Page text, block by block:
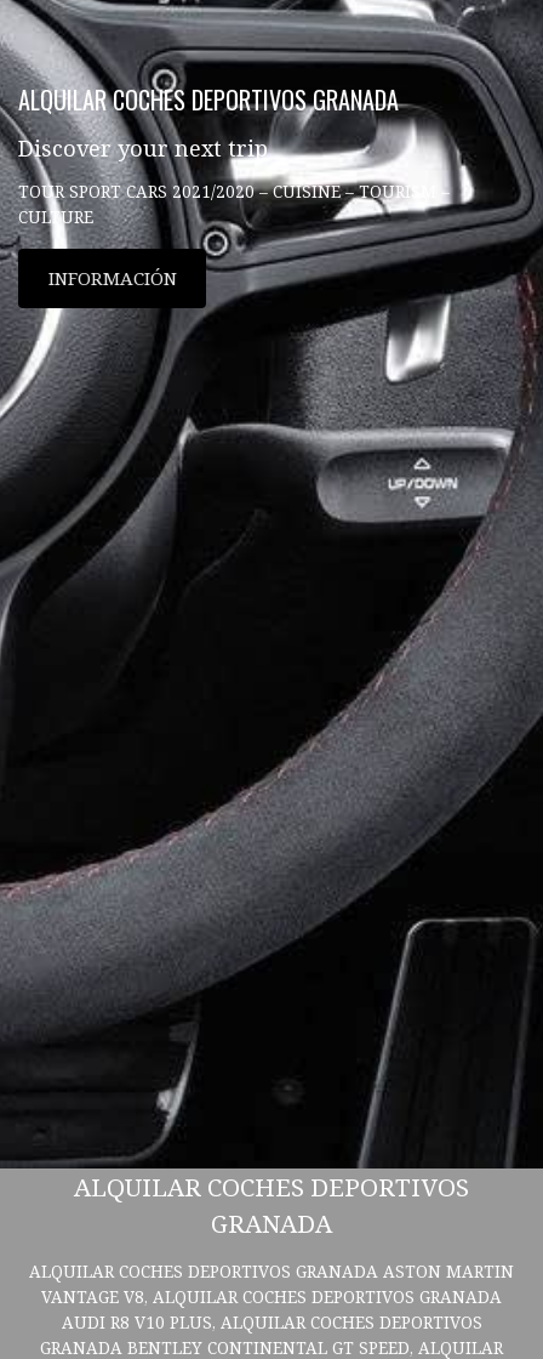
ALQUILAR COCHES DEPORTIVOS GRANADA
Discover your next trip
TOUR SPORT CARS 2021/2020 – CUISINE – TOURISM –
CULTURE
INFORMACIÓN
ALQUILAR COCHES DEPORTIVOS
GRANADA
ALQUILAR COCHES DEPORTIVOS GRANADA ASTON MARTIN
VANTAGE V8, ALQUILAR COCHES DEPORTIVOS GRANADA
AUDI R8 V10 PLUS, ALQUILAR COCHES DEPORTIVOS
GRANADA BENTLEY CONTINENTAL GT SPEED, ALQUILAR